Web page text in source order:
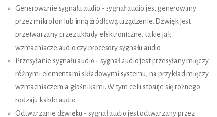
Generowanie sygnału audio - sygnał audio jest generowany
przez mikrofon lub inną źródłową urządzenie. Dźwięk jest
przetwarzany przez układy elektroniczne, takie jak
wzmacniacze audio czy procesory sygnału audio.
Przesyłanie sygnału audio - sygnał audio jest przesyłany między
różnymi elementami składowymi systemu, na przykład między
wzmacniaczem a głośnikami. W tym celu stosuje się różnego
rodzaju kable audio.
Odtwarzanie dźwięku - sygnał audio jest odtwarzany przez